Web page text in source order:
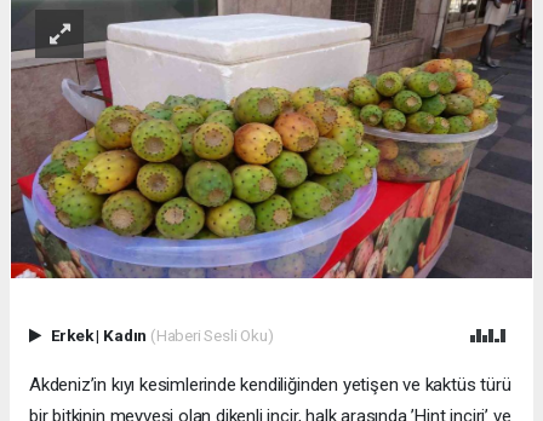
Erkek| Kadın (Haberi Sesli Oku)
Akdeniz’in kıyı kesimlerinde kendiliğinden yetişen ve kaktüs türü
bir bitkinin meyvesi olan dikenli incir, halk arasında ’Hint inciri’ ve